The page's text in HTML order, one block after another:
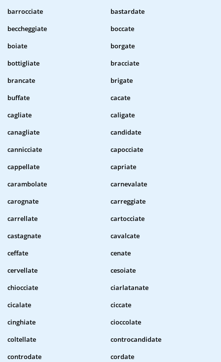
barrocciate
bastardate
beccheggiate
boccate
boiate
borgate
bottigliate
bracciate
brancate
brigate
buffate
cacate
cagliate
caligate
canagliate
candidate
cannicciate
capocciate
cappellate
capriate
carambolate
carnevalate
carognate
carreggiate
carrellate
cartocciate
castagnate
cavalcate
ceffate
cenate
cervellate
cesoiate
chiocciate
ciarlatanate
cicalate
ciccate
cinghiate
cioccolate
coltellate
controcandidate
controdate
cordate